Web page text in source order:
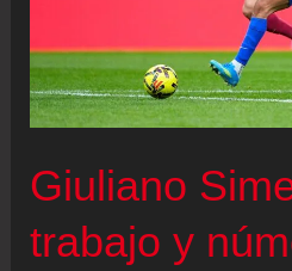
mitad
de
final
Giuliano
trabajo y